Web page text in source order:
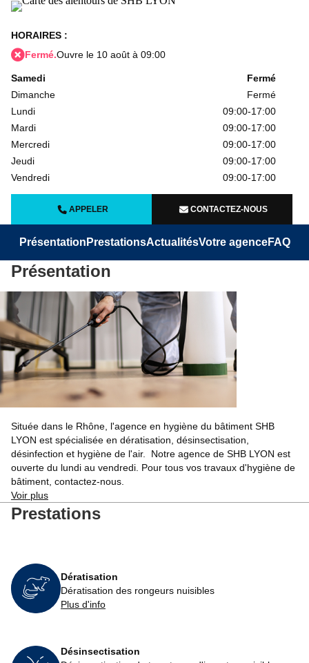
HORAIRES :
Fermé.Ouvre le 10 août à 09:00
Samedi
Fermé
Dimanche
Fermé
Lundi
09:00-17:00
Mardi
09:00-17:00
Mercredi
09:00-17:00
Jeudi
09:00-17:00
Vendredi
09:00-17:00
APPELER CONTACTEZ-NOUS
Présentation PrestationsActualitésVotre agenceFAQ
Présentation
Située dans le Rhône, l'agence en hygiène du bâtiment SHB
LYON est spécialisée en dératisation, désinsectisation,
désinfection et hygiène de l'air. Notre agence de SHB LYON est
ouverte du lundi au vendredi. Pour tous vos travaux d'hygiène de
bâtiment, contactez-nous.
Voir plus
Prestations
Dératisation
Dératisation des rongeurs nuisibles
Plus d'info
Désinsectisation